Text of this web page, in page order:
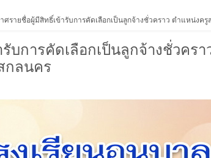
ศรายชื่อผู้มีสิทธิ์เข้ารับการคัดเลือกเป็นลูกจ้างชั่วคราว ตำแหน่งค
บการคัดเลือกเป็นลูกจ้างชั่วคร
กลนคร